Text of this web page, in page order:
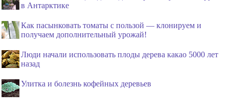
в Антарктике
Как пасынковать томаты с пользой — клонируем и
получаем дополнительный урожай!
Люди начали использовать плоды дерева какао 5000 лет
назад
Улитка и болезнь кофейных деревьев